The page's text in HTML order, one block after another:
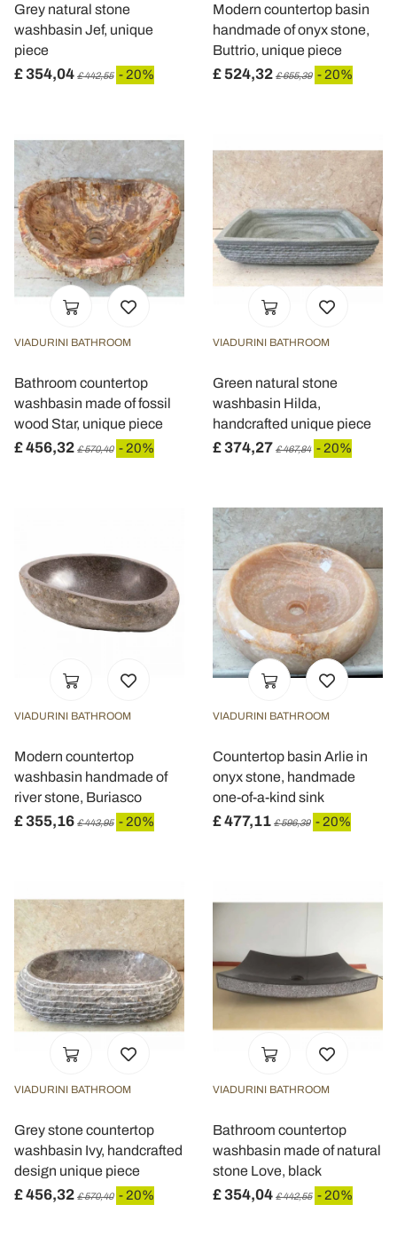
Grey natural stone
washbasin Jef, unique
piece
£ 354,04 £ 442,55 - 20%
Modern countertop basin
handmade of onyx stone,
Buttrio, unique piece
£ 524,32 £ 655,39 - 20%
VIADURINI BATHROOM
Bathroom countertop
washbasin made of fossil
wood Star, unique piece
£ 456,32 £ 570,40 - 20%
VIADURINI BATHROOM
Green natural stone
washbasin Hilda,
handcrafted unique piece
£ 374,27 £ 467,84 - 20%
VIADURINI BATHROOM
Modern countertop
washbasin handmade of
river stone, Buriasco
£ 355,16 £ 443,95 - 20%
VIADURINI BATHROOM
Countertop basin Arlie in
onyx stone, handmade
one-of-a-kind sink
£ 477,11 £ 596,39 - 20%
VIADURINI BATHROOM
Grey stone countertop
washbasin Ivy, handcrafted
design unique piece
£ 456,32 £ 570,40 - 20%
VIADURINI BATHROOM
Bathroom countertop
washbasin made of natural
stone Love, black
£ 354,04 £ 442,55 - 20%